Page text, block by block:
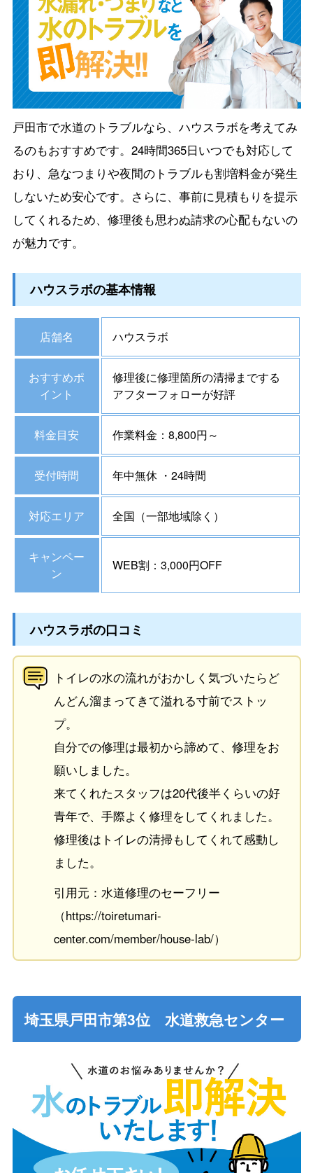
戸田市で水道のトラブルなら、ハウスラボを考えてみ
るのもおすすめです。24時間365日いつでも対応して
おり、急なつまりや夜間のトラブルも割増料金が発生
しないため安心です。さらに、事前に見積もりを提示
してくれるため、修理後も思わぬ請求の心配もないの
が魅力です。
ハウスラボの基本情報
店舗名 ハウスラボ
おすすめポ
イント
修理後に修理箇所の清掃までする
アフターフォローが好評
料金目安 作業料金：8,800円～
受付時間 年中無休 ・24時間
対応エリア 全国（一部地域除く）
キャンペー
ン
WEB割：3,000円OFF
ハウスラボの口コミ
トイレの水の流れがおかしく気づいたらど
んどん溜まってきて溢れる寸前でストッ
プ。
自分での修理は最初から諦めて、修理をお
願いしました。
来てくれたスタッフは20代後半くらいの好
青年で、手際よく修理をしてくれました。
修理後はトイレの清掃もしてくれて感動し
ました。
引用元：水道修理のセーフリー
（https://toiretumari-
center.com/member/house-lab/）
埼玉県戸田市第3位 水道救急センター